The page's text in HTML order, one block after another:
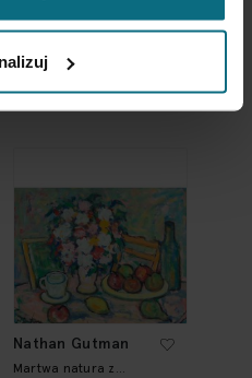
36 000 zł
Nathan Gutman
Martwa natura z